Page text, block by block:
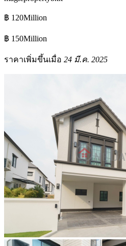
฿ 120Million
฿ 150Million
ราคาเพิ่มขึ้นเมื่อ 24 มี.ค. 2025